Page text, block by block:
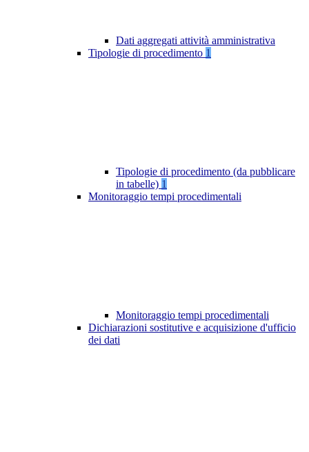
Dati aggregati attività amministrativa
Tipologie di procedimento 1
Tipologie di procedimento (da pubblicare
in tabelle) 1
Monitoraggio tempi procedimentali
Monitoraggio tempi procedimentali
Dichiarazioni sostitutive e acquisizione d'ufficio
dei dati